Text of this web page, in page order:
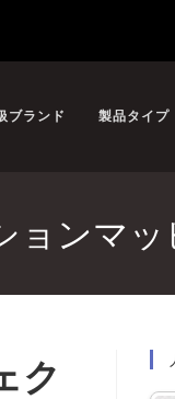
ブランド 製品タイプ
ョンマ
ク